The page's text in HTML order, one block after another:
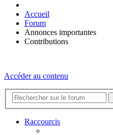
Accueil
Forum
Annonces importantes
Contributions
Accéder au contenu
Raccourcis